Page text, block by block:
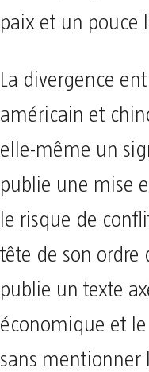
paix et un pouce
La divergence
américain et
elle-même un
publie une mise
le risque de
tête de son ordre
publie un texte
économique et
sans mentionner